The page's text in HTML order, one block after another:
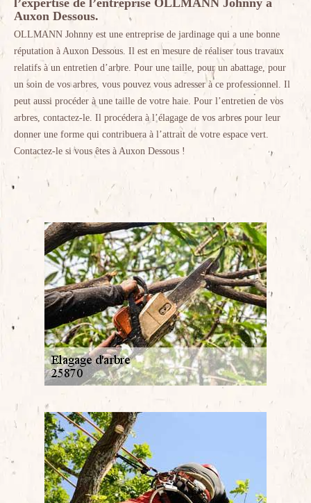
l’expertise de l’entreprise OLLMANN Johnny à
Auxon Dessous.
OLLMANN Johnny est une entreprise de jardinage qui a une bonne
réputation à Auxon Dessous. Il est en mesure de réaliser tous travaux
relatifs à un entretien d’arbre. Pour une taille, pour un abattage, pour
un soin de vos arbres, vous pouvez vous adresser à ce professionnel. Il
peut aussi procéder à une taille de votre haie. Pour l’entretien de vos
arbres, contactez-le. Il procédera à l’élagage de vos arbres pour leur
donner une forme qui contribuera à l’attrait de votre espace vert.
Contactez-le si vous êtes à Auxon Dessous !